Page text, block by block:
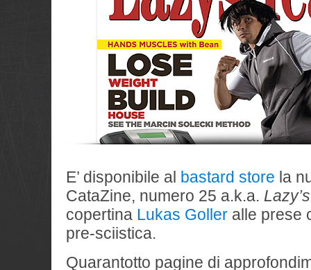
E’ disponibile al bastard store la
CataZine, numero 25 a.k.a.
copertina Lukas Goller alle prese
pre-sciistica.
Quarantotto pagine di